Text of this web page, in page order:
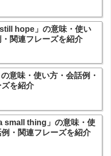
still hope」の意味・使い
関連フレーズを紹介
の意味・使い方・会話例・
を紹介
a small thing」の意味・使
・関連フレーズを紹介